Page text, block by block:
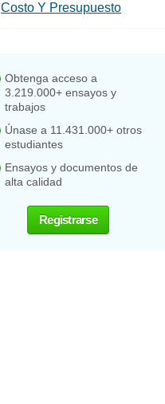
Costo Y Presupuesto
Obtenga acceso a
3.219.000+ ensayos y
trabajos
Únase a 11.431.000+ otros
estudiantes
Ensayos y documentos de
alta calidad
Registrarse